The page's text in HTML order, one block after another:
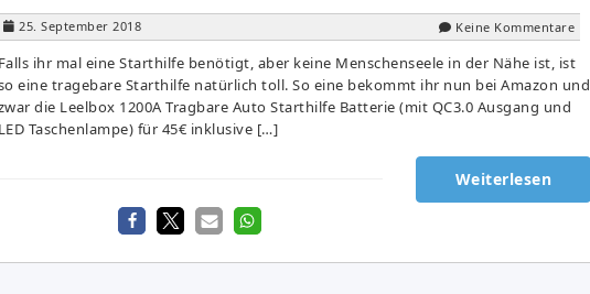
25. September 2018 Keine Kommentare
Falls ihr mal eine Starthilfe benötigt, aber keine Menschenseele in der Nähe ist, ist
eine tragebare Starthilfe natürlich toll. So eine bekommt ihr nun bei Amazon und
die Leelbox 1200A Tragbare Auto Starthilfe Batterie (mit QC3.0 Ausgang und
LED Taschenlampe) für 45€ inklusive […]
Weiterlesen